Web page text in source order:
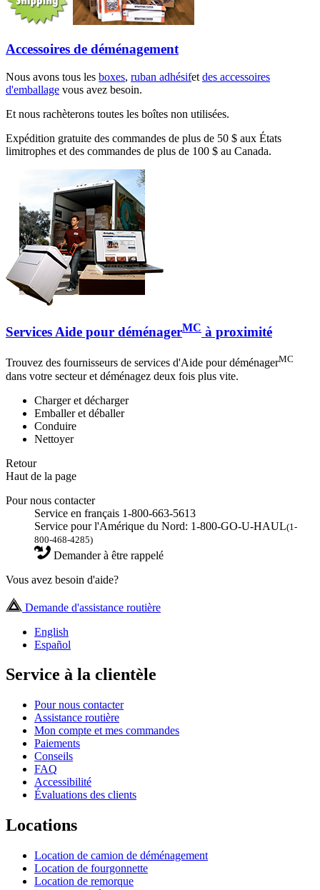
Accessoires de déménagement
Nous avons tous les boxes, ruban adhésifet des accessoires
d'emballage vous avez besoin.
Et nous rachèterons toutes les boîtes non utilisées.
Expédition gratuite des commandes de plus de 50 $ aux États
limitrophes et des commandes de plus de 100 $ au Canada.
Services Aide pour déménagerMC à proximité
Trouvez des fournisseurs de services d'Aide pour déménagerMC
dans votre secteur et déménagez deux fois plus vite.
Charger et décharger
Emballer et déballer
Conduire
Nettoyer
Retour
Haut de la page
Pour nous contacter
Service en français 1-800-663-5613
Service pour l'Amérique du Nord: 1-800-GO-U-HAUL(1-
800-468-4285)
Demander à être rappelé
Vous avez besoin d'aide?
Demande d'assistance routière
English
Español
Service à la clientèle
Pour nous contacter
Assistance routière
Mon compte et mes commandes
Paiements
Conseils
FAQ
Accessibilité
Évaluations des clients
Locations
Location de camion de déménagement
Location de fourgonnette
Location de remorque